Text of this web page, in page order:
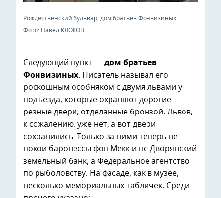
Рождественский бульвар, дом братьев Фонвизиных.
Фото: Павел КЛОКОВ
Следующий пункт — дом братьев
Фонвизиных. Писатель называл его
роскошным особняком с двумя львами у
подъезда, которые охраняют дорогие
резные двери, отделанные бронзой. Львов,
к сожалению, уже нет, а вот двери
сохранились. Только за ними теперь не
покои баронессы фон Мекк и не Дворянский
земельный банк, а Федеральное агентство
по рыболовству. На фасаде, как в музее,
несколько мемориальных табличек. Среди